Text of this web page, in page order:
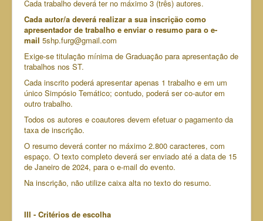
Cada trabalho deverá ter no máximo 3 (três) autores.
Cada autor/a deverá realizar a sua inscrição como
apresentador de trabalho e enviar o resumo para o e-
mail 5shp.furg@gmail.com
Exige-se titulação mínima de Graduação para apresentação de
trabalhos nos ST.
Cada inscrito poderá apresentar apenas 1 trabalho e em um
único Simpósio Temático; contudo, poderá ser co-autor em
outro trabalho.
Todos os autores e coautores devem efetuar o pagamento da
taxa de inscrição.
O resumo deverá conter no máximo 2.800 caracteres, com
espaço. O texto completo deverá ser enviado até a data de 15
de Janeiro de 2024, para o e-mail do evento.
Na inscrição, não utilize caixa alta no texto do resumo.
III - Critérios de escolha